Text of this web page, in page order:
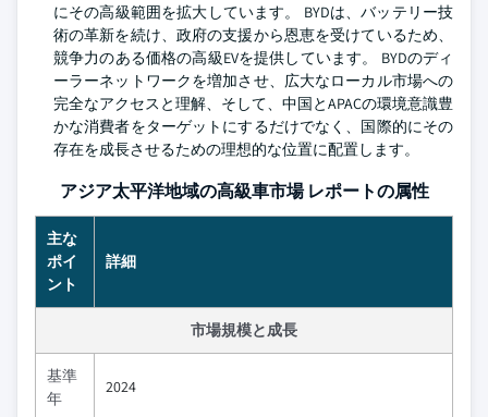
にその高級範囲を拡大しています。 BYDは、バッテリー技
術の革新を続け、政府の支援から恩恵を受けているため、
競争力のある価格の高級EVを提供しています。 BYDのディ
ーラーネットワークを増加させ、広大なローカル市場への
完全なアクセスと理解、そして、中国とAPACの環境意識豊
かな消費者をターゲットにするだけでなく、国際的にその
存在を成長させるための理想的な位置に配置します。
アジア太平洋地域の高級車市場 レポートの属性
主な
ポイ
ント
詳細
市場規模と成長
基準
年
2024